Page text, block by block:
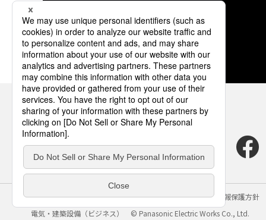
サイトのご利用にあたって クッキーポリシー
個人情報保護方針
電気・建築設備（ビジネス）
© Panasonic Electric Works Co., Ltd.